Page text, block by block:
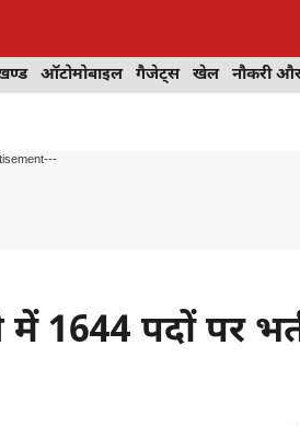
ऑटोमोबाइल गैजेट्स खेल नौकरी
पदों पर